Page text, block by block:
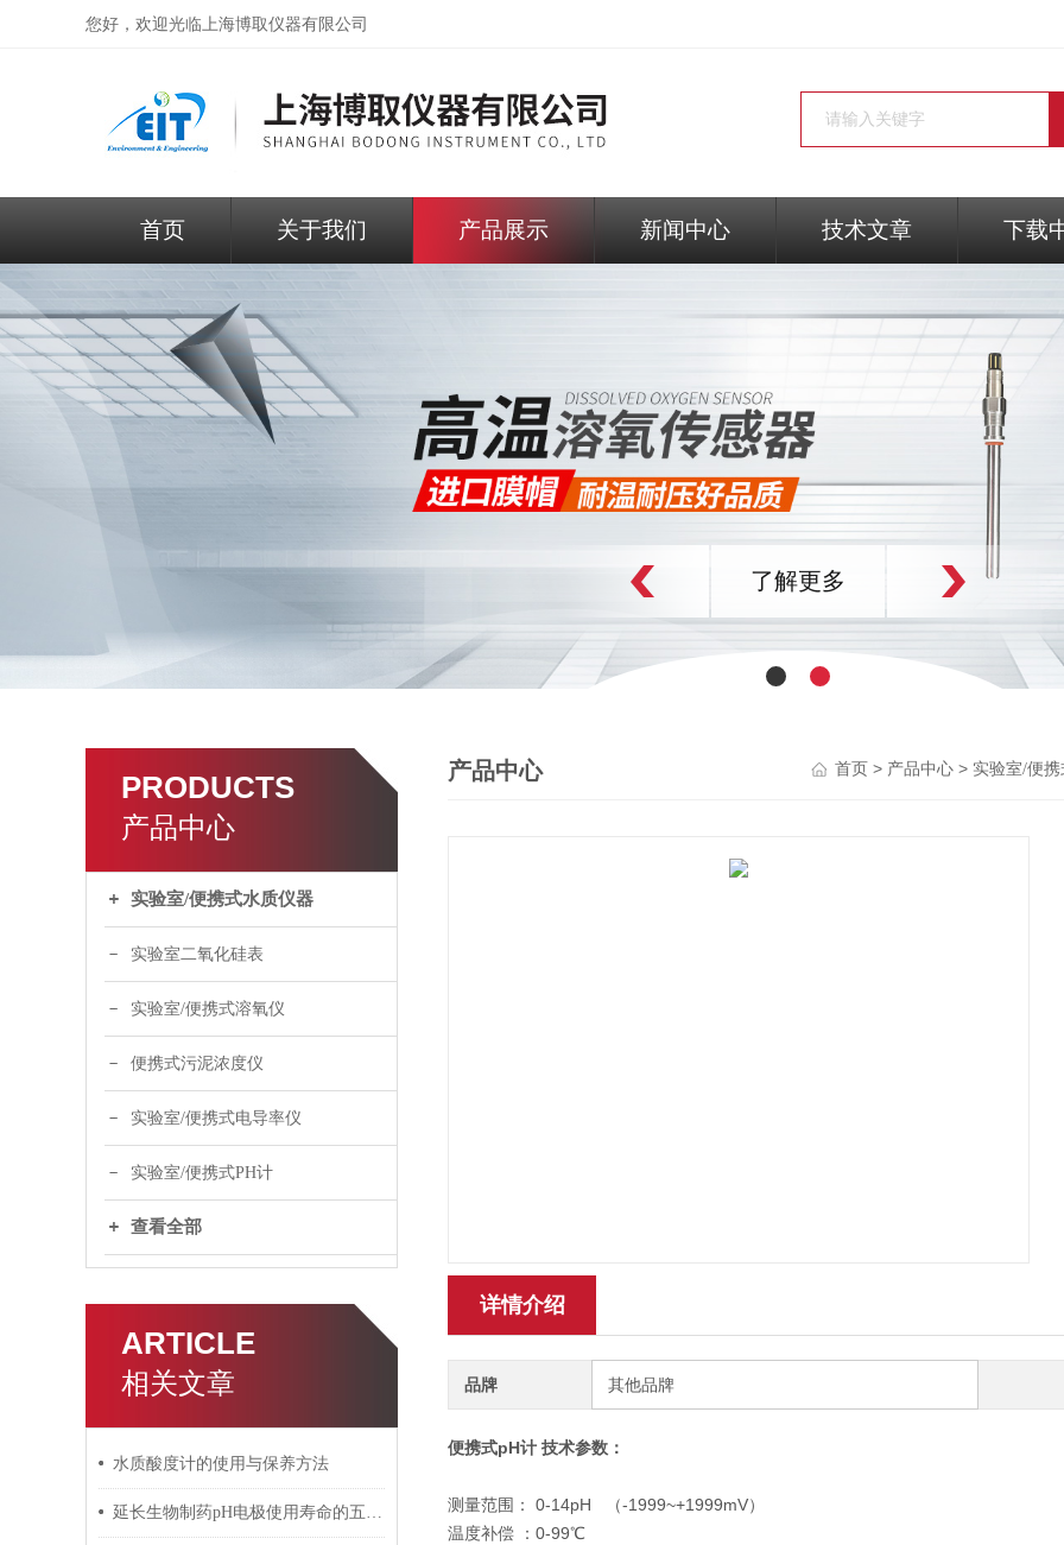
您好，欢迎光临上海博取仪器有限公司
首页 关于我们 产品展示 新闻中心 技术文章 下载
了解更多
PRODUCTS
产品中心
实验室/便携式水质仪器
实验室二氧化硅表
实验室/便携式溶氧仪
便携式污泥浓度仪
实验室/便携式电导率仪
实验室/便携式PH计
查看全部
ARTICLE
相关文章
水质酸度计的使用与保养方法
延长生物制药pH电极使用寿命的五大保养技巧
产品中心 首页 > 产品中心 > 实验室/便
详情介绍
品牌 其他品牌
便携式pH计 技术参数：
测量范围：
0-14pH （-1999~+1999mV）
温度补偿 ： 0-99℃